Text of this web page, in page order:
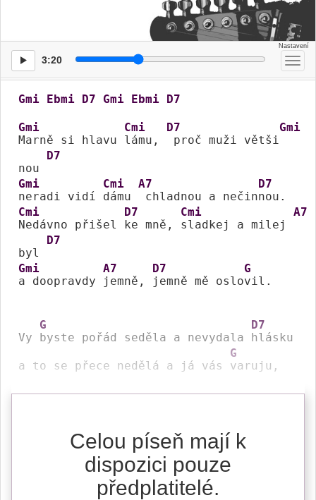
3:20
Gmi Ebmi D7 Gmi Ebmi D7
Gmi
Marně si hlavu
Cmi
lámu,
D7
proč muži větši
Gmi
nou
D7
Gmi
neradi vidí
Cmi
dámu
A7
chladnou a nečin
D7
Cmi
Nedávno přišel
D7
ke mně,
Cmi
sladkej a milej
A7
byl
D7
Gmi
a doopravdy
A7
jemně,
D7
jemně mě oslo
G
vil.
Vy
G
byste pořád seděla a nevydala
D7
hlásku
a to se přece nedělá a já vás
G
varuju,
Celou píseň mají k
dispozici pouze
předplatitelé.